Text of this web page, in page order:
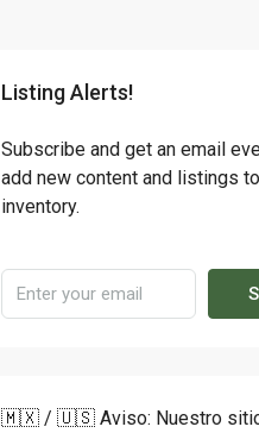
Listing Alerts!
Subscribe and get an email
add new content and listings
inventory.
🇲🇽 / 🇺🇸 Aviso: Nuestro